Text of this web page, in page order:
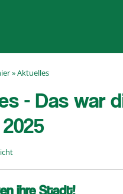
»Aktuelles
- Das war
ihre Stadt!